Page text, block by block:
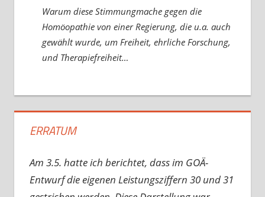
Warum diese Stimmungmache gegen die
Homöopathie von einer Regierung, die u.a. auch
gewählt wurde, um Freiheit, ehrliche Forschung,
und Therapiefreiheit…
ERRATUM
Am 3.5. hatte ich berichtet, dass im GOÄ-
Entwurf die eigenen Leistungsziffern 30 und 31